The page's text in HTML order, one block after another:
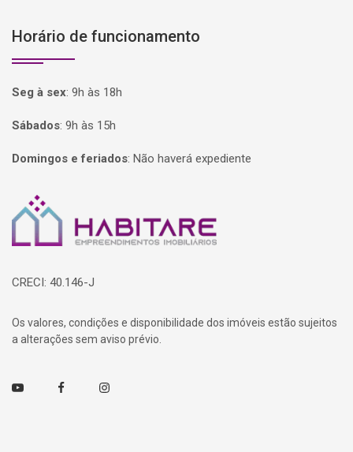
Horário de funcionamento
Seg à sex: 9h às 18h
Sábados: 9h às 15h
Domingos e feriados: Não haverá expediente
Página inicial
CRECI: 40.146-J
Os valores, condições e disponibilidade dos imóveis estão sujeitos
a alterações sem aviso prévio.
Youtube FacebookInstagram